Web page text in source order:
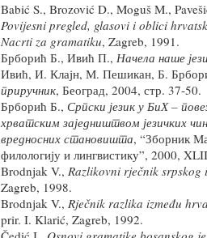
Babić S., Brozović D., Moguš M.,
Povijesni pregled, glasovi i oblici
Nacrti za gramatiku, Zagreb, 1991.
Брборић Б., Ивић П., Начела наше
Ивић, И. Клајн, М. Пешикан, Б.
приручник, Београд, 2004, стр. 37-50.
Брборић Б., Српски језик у БиХ –
хрватским заједништвом језичких
вредносних становишта, “Зборник
филологију и лингвистику”, 2000,
Brodnjak V., Razlikovni rječnik srpskog
Zagreb, 1998.
Brodnjak V., Rječnik razlika između
prir. I. Klarić, Zagreb, 1992.